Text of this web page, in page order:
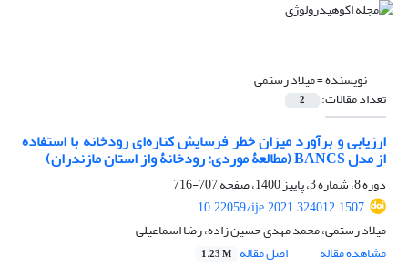
نویسنده =میلاد رستمی
تعداد مقالات: 2
ارزیابی و برآورد میزان خطر فرسایش کناره‌ای رودخانه با استفاده
از مدل BANCS (مطالعۀ موردی: رودخانۀ واز استان مازندران)
دوره 8، شماره 3، پاییز 1400، صفحه
707-716
10.22059/ije.2021.324012.1507
میلاد رستمی، محمد مهدی حسین زاده، رضا اسماعیلی
مشاهده مقاله
اصل مقاله 1.23 M